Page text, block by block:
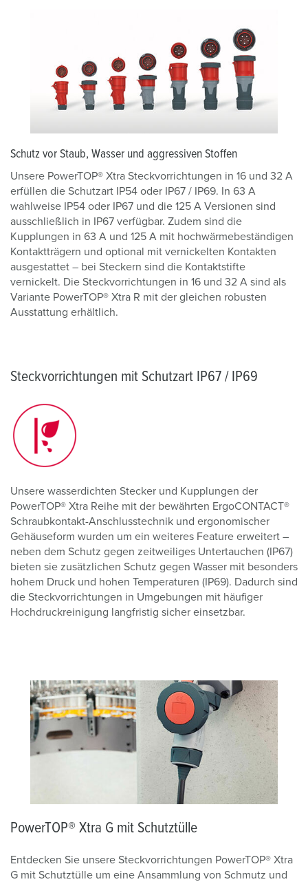
Schutz vor Staub, Wasser und aggressiven Stoffen
Unsere PowerTOP® Xtra Steckvorrichtungen in 16 und 32 A
erfüllen die Schutzart IP54 oder IP67 / IP69. In 63 A
wahlweise IP54 oder IP67 und die 125 A Versionen sind
ausschließlich in IP67 verfügbar. Zudem sind die
Kupplungen in 63 A und 125 A mit hochwärmebeständigen
Kontaktträgern und optional mit vernickelten Kontakten
ausgestattet – bei Steckern sind die Kontaktstifte
vernickelt. Die Steckvorrichtungen in 16 und 32 A sind als
Variante PowerTOP® Xtra R mit der gleichen robusten
Ausstattung erhältlich.
Steckvorrichtungen mit Schutzart IP67 / IP69
Unsere wasserdichten Stecker und Kupplungen der
PowerTOP® Xtra Reihe mit der bewährten ErgoCONTACT®
Schraubkontakt-Anschlusstechnik und ergonomischer
Gehäuseform wurden um ein weiteres Feature erweitert –
neben dem Schutz gegen zeitweiliges Untertauchen (IP67)
bieten sie zusätzlichen Schutz gegen Wasser mit besonders
hohem Druck und hohen Temperaturen (IP69). Dadurch sind
die Steckvorrichtungen in Umgebungen mit häufiger
Hochdruckreinigung langfristig sicher einsetzbar.
PowerTOP® Xtra G mit Schutztülle
Entdecken Sie unsere Steckvorrichtungen PowerTOP® Xtra
G mit Schutztülle um eine Ansammlung von Schmutz und